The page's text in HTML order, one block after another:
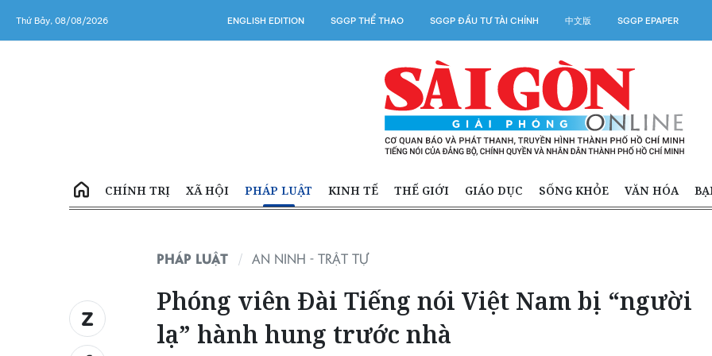
Thứ Bảy, 08/08/2026 ENGLISH EDITION SGGP THỂ THAO SGGP ĐẦU TƯ TÀI CHÍNH 中文版 SGGP EPAPER
CHÍNH TRỊ XÃ HỘI PHÁP LUẬT KINH TẾ THẾ GIỚI GIÁO DỤC SỐNG KHỎE VĂN HÓA
PHÁP LUẬT AN NINH - TRẬT TỰ
Phóng viên Đài Tiếng nói Việt Nam bị “người
lạ” hành hung trước nhà